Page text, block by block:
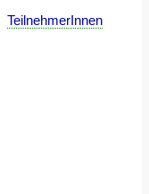
TeilnehmerInnen